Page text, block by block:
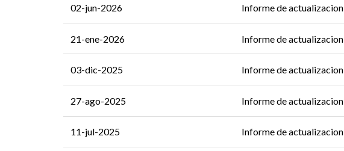
02-jun-2026 Informe de actualizacion
21-ene-2026 Informe de actualizacion
03-dic-2025 Informe de actualizacion
27-ago-2025 Informe de actualizacion
11-jul-2025 Informe de actualizacion